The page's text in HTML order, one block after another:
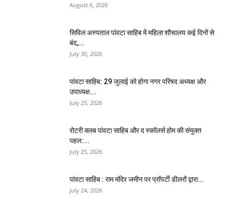
August 6, 2026
सिविल अस्पताल पांवटा साहिब में महिला शौचालय कई दिनों से
बंद,...
July 30, 2026
पांवटा साहिब: 29 जुलाई को होगा नगर परिषद अध्यक्ष और
उपाध्यक्ष...
July 25, 2026
​रोटरी क्लब पांवटा साहिब और द स्कॉलर्स होम की संयुक्त
पहल:...
July 25, 2026
पांवटा साहिब : राम मंदिर जमीन पर प्रॉपर्टी डीलरों द्वारा...
July 24, 2026